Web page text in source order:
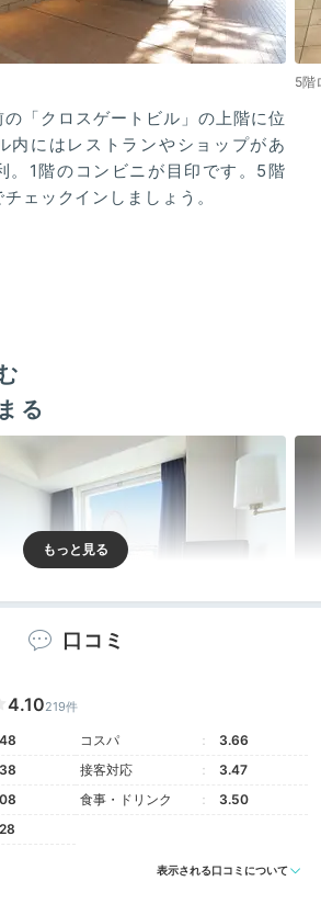
5階
「クロスゲートビル」の上階に位
内にはレストランやショップがあ
。1階のコンビニが目印です。5階
ェックインしましょう。
る
を望むなら海側客室がおすすめで
と都市の風景に旅気分もあがりま
・ツインをはじめ、4つのベッド
ームもあり、グループ旅行にも最
口コミ
4.10219件
コスパ
3.66
接客対応
3.47
食事・ドリンク
3.50
表示される口コミについて